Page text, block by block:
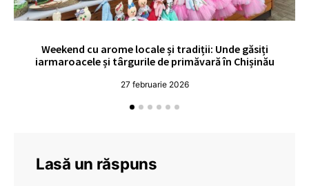
Weekend cu arome locale și tradiții: Unde găsiți
iarmaroacele și târgurile de primăvară în Chișinău
27 februarie 2026
Lasă un răspuns